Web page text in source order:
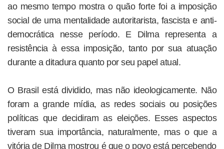
ao mesmo tempo mostra o quão forte foi a imposição
social de uma mentalidade autoritarista, fascista e anti-
democrática nesse período. E Dilma representa a
resistência à essa imposição, tanto por sua atuação
durante a ditadura quanto por seu papel atual.
O Brasil está dividido, mas não ideologicamente. Não
foram a grande mídia, as redes sociais ou posições
políticas que decidiram as eleições. Esses aspectos
tiveram sua importância, naturalmente, mas o que a
vitória de Dilma mostrou é que o povo está percebendo